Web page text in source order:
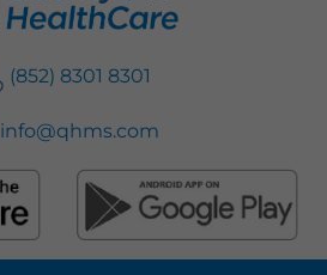
(852) 8301 8301
info@qhms.com